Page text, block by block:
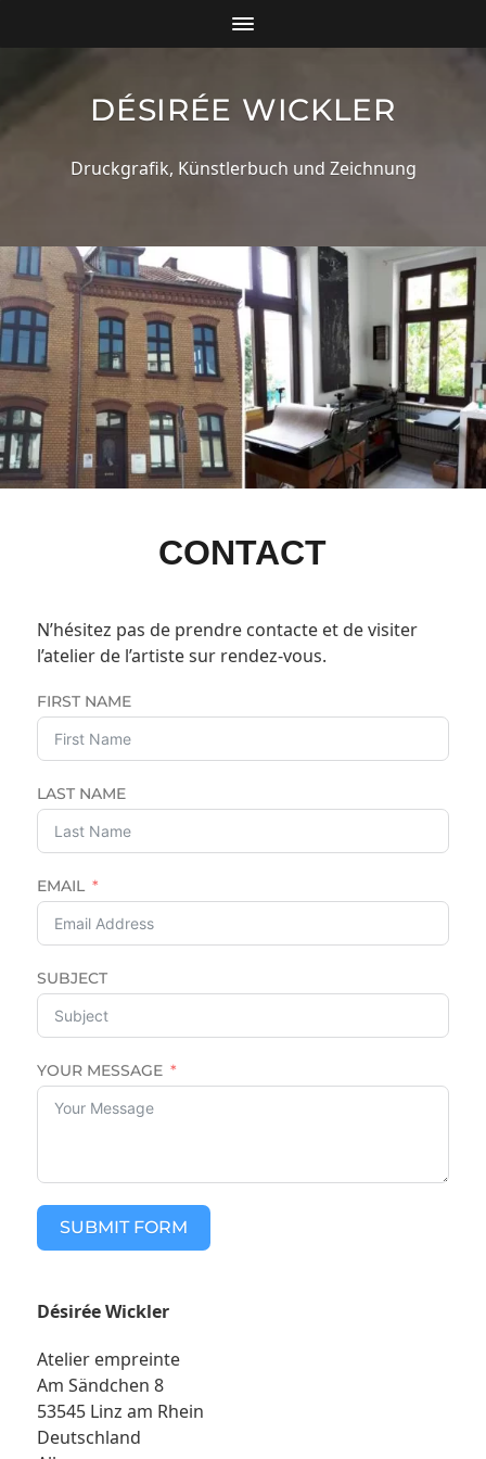
DÉSIRÉE WICKLER
Druckgrafik, Künstlerbuch und Zeichnung
CONTACT
N’hésitez pas de prendre contacte et de visiter
l’atelier de l’artiste sur rendez-vous.
FIRST NAME
LAST NAME
EMAIL
SUBJECT
YOUR MESSAGE
SUBMIT FORM
Désirée Wickler
Atelier empreinte
Am Sändchen 8
53545 Linz am Rhein
Deutschland